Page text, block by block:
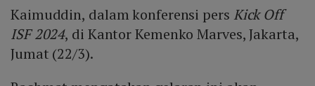
Kaimuddin, dalam konferensi pers Kick Off
ISF 2024, di Kantor Kemenko Marves, Jakarta,
Jumat (22/3).